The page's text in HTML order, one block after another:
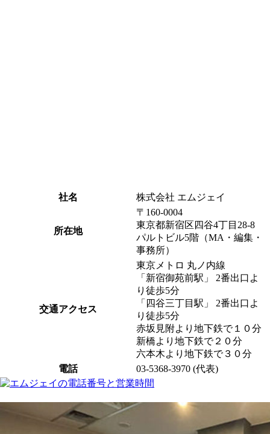
社名 株式会社 エムジェイ
所在地
〒160-0004
東京都新宿区四谷4丁目28-8
パルトビル5階（MA・編集・
事務所）
交通アクセス
東京メトロ 丸ノ内線
「新宿御苑前駅」 2番出口よ
り徒歩5分
「四谷三丁目駅」 2番出口よ
り徒歩5分
赤坂見附より地下鉄で１０分
新橋より地下鉄で２０分
六本木より地下鉄で３０分
電話
03-5368-3970 (代表)